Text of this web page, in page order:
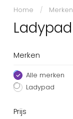
Home / Merken
Ladypad
Merken
Alle merken
Ladypad
Prijs